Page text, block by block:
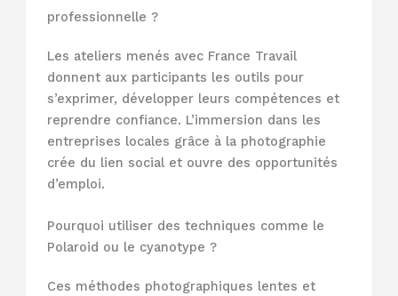
professionnelle ?
Les ateliers menés avec France Travail
donnent aux participants les outils pour
s’exprimer, développer leurs compétences et
reprendre confiance. L’immersion dans les
entreprises locales grâce à la photographie
crée du lien social et ouvre des opportunités
d’emploi.
Pourquoi utiliser des techniques comme le
Polaroid ou le cyanotype ?
Ces méthodes photographiques lentes et